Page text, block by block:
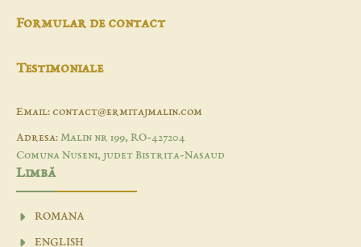
Formular de contact
Testimoniale
Email: contact@ermitajmalin.com
Adresa: Malin nr 199, RO-427204
Comuna Nuseni, judet Bistrita-Nasaud
Limbă
ROMANA
ENGLISH